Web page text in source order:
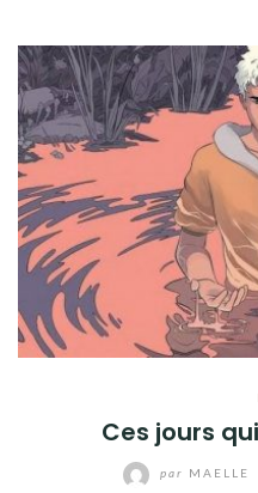
Ces jours
par MAELLE